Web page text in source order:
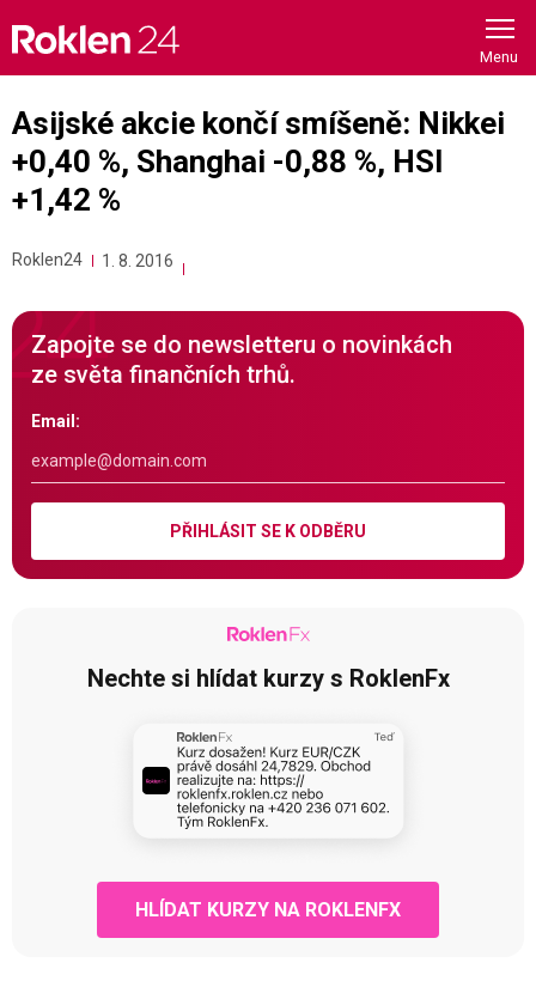
content
Asijské akcie končí smíšeně: Nikkei
+0,40 %, Shanghai -0,88 %, HSI
+1,42 %
Roklen24 1. 8. 2016
Zapojte se do newsletteru o novinkách
ze světa finančních trhů.
Email:
PŘIHLÁSIT SE K ODBĚRU
Nechte si hlídat kurzy s RoklenFx
HLÍDAT KURZY NA ROKLENFX